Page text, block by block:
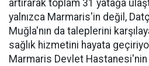
artırarak toplam 31 yatağa
yalnızca Marmaris'in değil,
Muğla'nın da taleplerini
sağlık hizmetini hayata
Marmaris Devlet Hastanesi'nin